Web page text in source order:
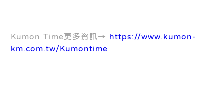
Kumon Time更多資訊→ https://www.kumon-
km.com.tw/Kumontime